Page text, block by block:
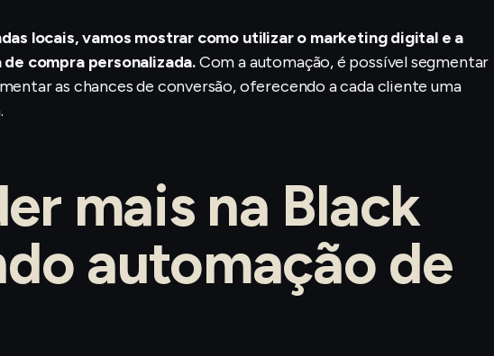
locais, vamos mostrar como utilizar o marketing digital e a
compra personalizada.Com a automação, é possível segmentar
as chances de conversão, oferecendo a cada cliente uma
mais na Black
automação de